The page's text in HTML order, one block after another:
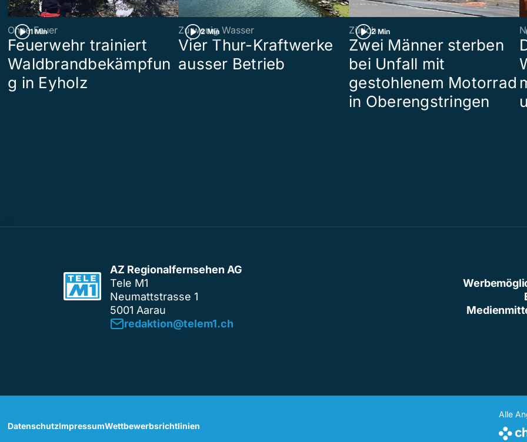
1 Min
Ohne Feuer
Feuerwehr trainiert
Waldbrandbekämpfun
g in Eyholz
2 Min
Zu wenig Wasser
Vier Thur-Kraftwerke
ausser Betrieb
2 Min
Zürich
Zwei Männer sterben
bei Unfall mit
gestohlenem Motorrad
in Oberengstringen
AZ Regionalfernsehen AG
Tele M1
Neumattstrasse 1
5001 Aarau
redaktion@telem1.ch
DatenschutzImpressumWettbewerbsrichtlinien
Alle